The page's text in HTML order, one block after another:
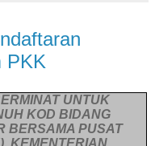
PKK
UNTUK
KOD BIDANG
BERSAMA PUSAT